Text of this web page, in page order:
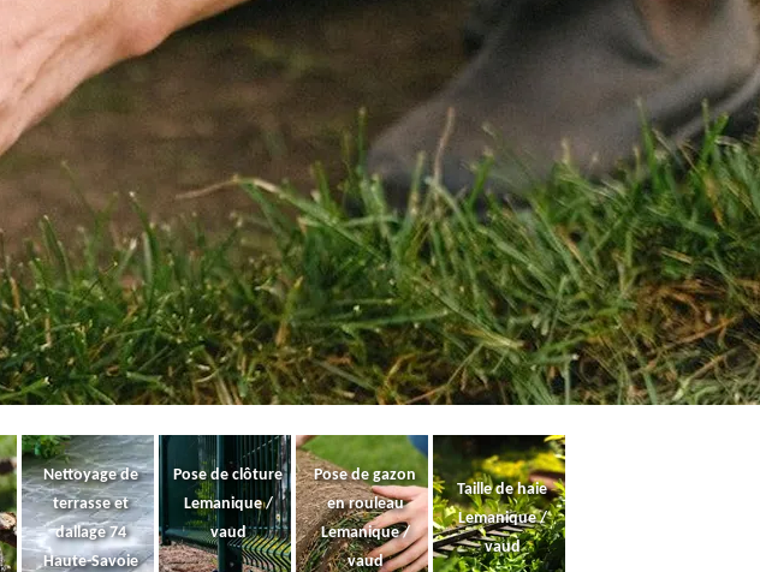
Nettoyage de
terrasse et
dallage 74
Haute-Savoie
Pose de clôture
Lemanique /
vaud
Pose de gazon
en rouleau
Lemanique /
vaud
Taille de haie
Lemanique /
vaud